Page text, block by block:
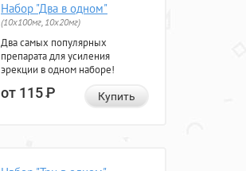
Набор "Два в одном"
(10x100мг, 10x20мг)
Два самых популярных
препарата для усиления
эрекции в одном наборе!
от 115Р Купить